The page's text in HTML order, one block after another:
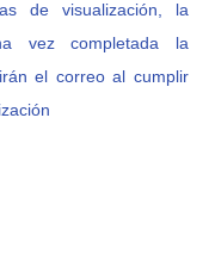
de visualización, la
vez completada la
el correo al cumplir